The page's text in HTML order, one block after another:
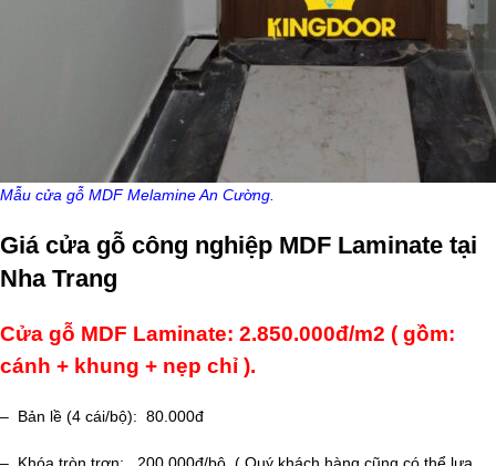
Mẫu cửa gỗ MDF Melamine An Cường.
Giá cửa gỗ công nghiệp MDF Laminate tại
Nha Trang
Cửa gỗ MDF Laminate: 2.850.000đ/m2 ( gồm:
cánh + khung + nẹp chỉ ).
– Bản lề (4 cái/bộ): 80.000đ